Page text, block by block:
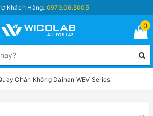
Khách Hàng: 0979.06.5005
0
Chân Không Daihan WEV Series